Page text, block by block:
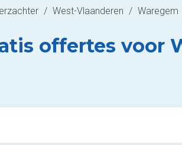
/ West-Vlaanderen / Waregem
offertes voor